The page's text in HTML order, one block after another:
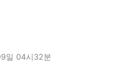
일 04시32분